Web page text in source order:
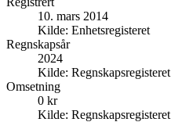
10. mars 2014
Kilde: Enhetsregisteret
Regnskapsår
2024
Kilde: Regnskapsregisteret
Omsetning
0 kr
Kilde: Regnskapsregisteret